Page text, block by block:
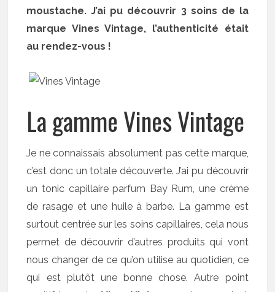
moustache. J’ai pu découvrir 3 soins de la
marque Vines Vintage, l’authenticité était
au rendez-vous !
La gamme Vines Vintage
Je ne connaissais absolument pas cette marque,
c’est donc un totale découverte. J’ai pu découvrir
un tonic capillaire parfum Bay Rum, une crème
de rasage et une huile à barbe. La gamme est
surtout centrée sur les soins capillaires, cela nous
permet de découvrir d’autres produits qui vont
nous changer de ce qu’on utilise au quotidien, ce
qui est plutôt une bonne chose. Autre point